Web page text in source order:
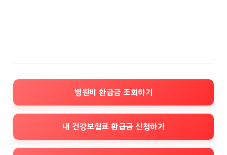
병원비 환급금 조회하기
내 건강보험료 환급금 신청하기